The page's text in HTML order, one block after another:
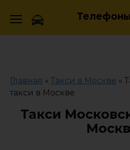
Главная » Такси в Москве »
такси в Москве
Такси